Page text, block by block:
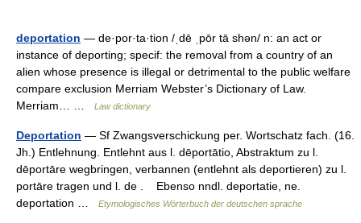
deportation — de·por·ta·tion /ˌdē ˌpōr tā shən/ n: an act or
instance of deporting; specif: the removal from a country of an
alien whose presence is illegal or detrimental to the public welfare
compare exclusion Merriam Webster’s Dictionary of Law.
Merriam… …
Law dictionary
Deportation — Sf Zwangsverschickung per. Wortschatz fach. (16.
Jh.) Entlehnung. Entlehnt aus l. dēportātio, Abstraktum zu l.
dēportāre wegbringen, verbannen (entlehnt als deportieren) zu l.
portāre tragen und l. de . Ebenso nndl. deportatie, ne.
deportation …
Etymologisches Wörterbuch der deutschen sprache